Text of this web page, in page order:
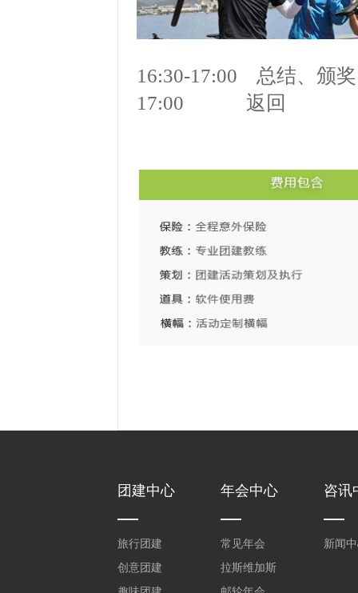
16:30-17:00 总结、颁
17:00 返回
团建中心
旅行团建
创意团建
年会中心
常见年会
拉斯维加斯
咨讯
新闻